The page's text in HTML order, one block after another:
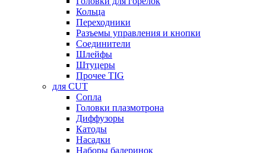
Кольца
Переходники
Разъемы управления и кнопки
Соединители
Шлейфы
Штуцеры
Прочее TIG
для CUT
Сопла
Головки плазмотрона
Диффузоры
Катоды
Насадки
Наборы балеринок